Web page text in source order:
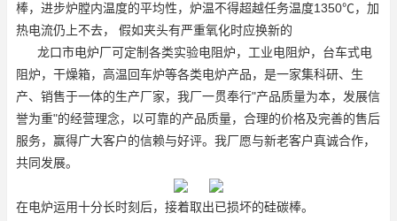
棒，进步炉膛内温度的平均性，炉温不得超越任务温度1350℃，加
热电流仍上不去， 假如夹头有严重氧化时应换新的
龙口市电炉厂可定制各类实验电阻炉，工业电阻炉，台车式电
阻炉，干燥箱，高温回车炉等各类电炉产品，是一家集科研、生
产、销售于一体的生产厂家，我厂一贯奉行"产品质量为本，发展信
誉为重"的经营理念，以可靠的产品质量，合理的价格及完善的售后
服务，赢得广大客户的信赖与好评。我厂愿与新老客户真诚合作，
共同发展。
在电炉运用十分长时刻后，接着取出已损坏的硅碳棒。